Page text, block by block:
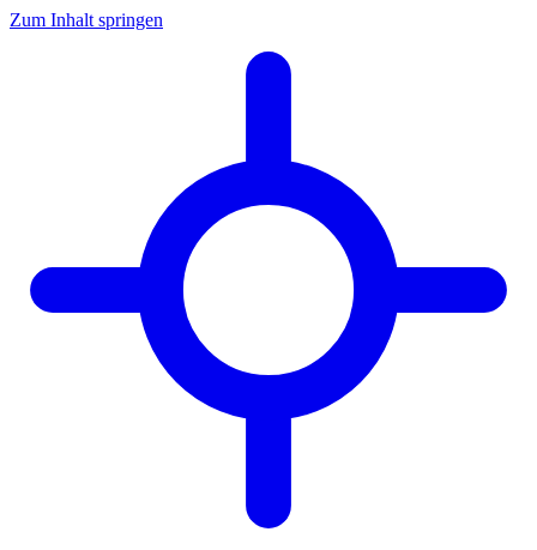
Zum Inhalt springen